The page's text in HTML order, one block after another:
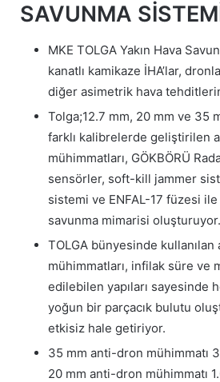
SAVUNMA
MKE TOLGA Yakın Hava
kanatlı kamikaze İHA’lar,
diğer asimetrik hava
Tolga;12.7 mm, 20 mm ve 35
farklı kalibrelerde geliştirilen
mühimmatları, GÖKBÖRÜ
sensörler, soft-kill jammer
sistemi ve ENFAL-17 füzesi
savunma mimarisi oluşturuyor.
TOLGA bünyesinde
mühimmatları, infilak süre ve
edilebilen yapıları sayesinde
yoğun bir parçacık bulutu
etkisiz hale getiriyor.
35 mm anti-dron mühimmatı
20 mm anti-dron mühimmatı